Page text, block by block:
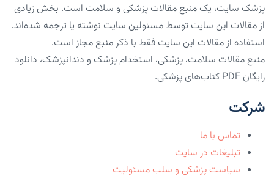
پزشک سایت، یک منبع مقالات پزشکی و سلامت است. بخش زیادی
از مقالات این سایت توسط مسئولین سایت نوشته یا ترجمه شده‌اند.
استفاده از مقالات این سایت فقط با ذکر منبع مجاز است.
منبع مقالات سلامت، پزشکی، استخدام پزشک و دندانپزشک، دانلود
رایگان PDF کتاب‌های پزشکی.
شرکت
تماس با ما
تبلیغات در سایت
سیاست پزشکی و سلب مسئولیت